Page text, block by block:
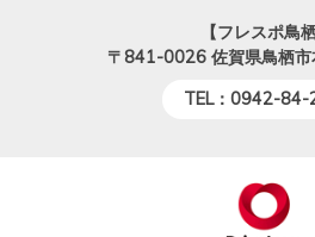
【フレスポ鳥栖
〒841-0026 佐賀県鳥栖
TEL：0942-84-